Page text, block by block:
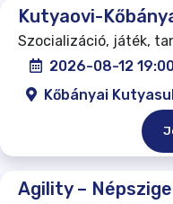
Kutyaovi-
Szocializáció, játék,
2026-08-12
Kőbányai
Agility –